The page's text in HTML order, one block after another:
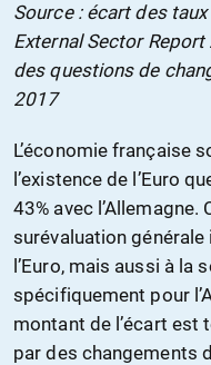
Source : écart des
External Sector
des questions de
2017
L’économie française
l’existence de l’Euro
43% avec
surévaluation générale
l’Euro, mais aussi à la
spécifiquement pour
montant de l’écart est
par des changements